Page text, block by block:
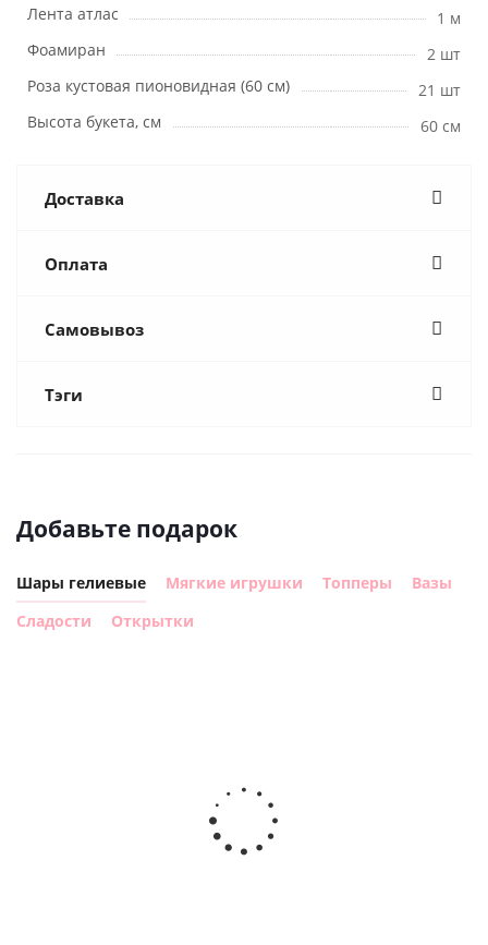
Лента атлас
1 м
Фоамиран
2 шт
Роза кустовая пионовидная (60 см)
21 шт
Высота букета, см
60 см
Доставка
Оплата
Самовывоз
Тэги
Добавьте подарок
Шары гелиевые Мягкие игрушки Топперы
Вазы
Сладости
Открытки
Шар с
днем
рождения,
с